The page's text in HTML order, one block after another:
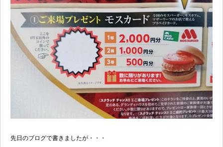
先日のブログで書きましたが・・・